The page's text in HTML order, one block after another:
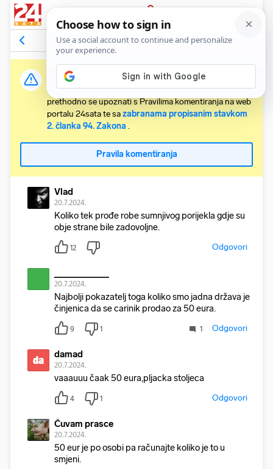
PRIJAVA
Komentari5 Relevantni
Važna obavijest:
Svaki korisnik koji želi komentirati članke obvezan je
prethodno se upoznati s Pravilima komentiranja na web
portalu 24sata te sazabranama propisanim stavkom
2. članka 94. Zakona .
Pravila komentiranja
Vlad
20.7.2024.
Koliko tek prođe robe sumnjivog porijekla gdje su
obje strane bile zadovoljne.
12 Odgovori
20.7.2024.
Najbolji pokazatelj toga koliko smo jadna država je
činjenica da se carinik prodao za 50 eura.
9 1 1 Odgovori
da damad
20.7.2024.
vaaauuu čaak 50 eura,pljacka stoljeca
4 1 Odgovori
Čuvam prasce
20.7.2024.
50 eur je po osobi pa računajte koliko je to u
smjeni.